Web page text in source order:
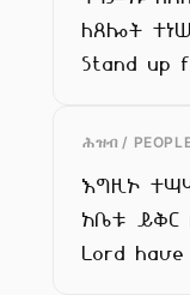
ለጸሎት
Stand up
ሕዝብ /
እግዚኦ
አቤቱ ይቅር
Lord